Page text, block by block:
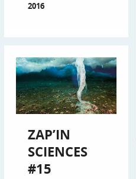
2016
ZAP’IN
SCIENCES
#15